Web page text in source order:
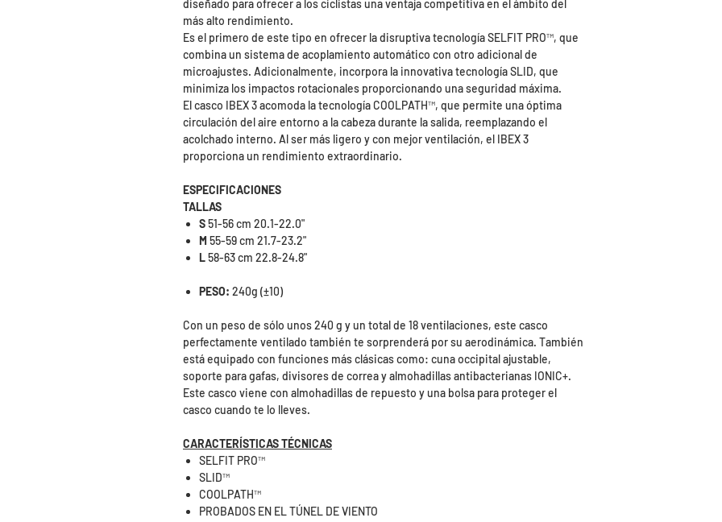
diseñado para ofrecer a los ciclistas una ventaja competitiva en el ámbito del
más alto rendimiento.
Es el primero de este tipo en ofrecer la disruptiva tecnología SELFIT PRO™️, que
combina un sistema de acoplamiento automático con otro adicional de
microajustes. Adicionalmente, incorpora la innovativa tecnología SLID, que
minimiza los impactos rotacionales proporcionando una seguridad máxima.
El casco IBEX 3 acomoda la tecnología COOLPATH™️, que permite una óptima
circulación del aire entorno a la cabeza durante la salida, reemplazando el
acolchado interno. Al ser más ligero y con mejor ventilación, el IBEX 3
proporciona un rendimiento extraordinario.
ESPECIFICACIONES
TALLAS
S51-56 cm 20.1-22.0"
M 55-59 cm 21.7-23.2"
L58-63 cm 22.8-24.8"
PESO: 240g (±10)
Con un peso de sólo unos 240 g y un total de 18 ventilaciones, este casco
perfectamente ventilado también te sorprenderá por su aerodinámica. También
está equipado con funciones más clásicas como: cuna occipital ajustable,
soporte para gafas, divisores de correa y almohadillas antibacterianas IONIC+.
Este casco viene con almohadillas de repuesto y una bolsa para proteger el
casco cuando te lo lleves.
CARACTERÍSTICAS TÉCNICAS
SELFIT PRO™️
SLID™️
COOLPATH™
PROBADOS EN EL TÚNEL DE VIENTO